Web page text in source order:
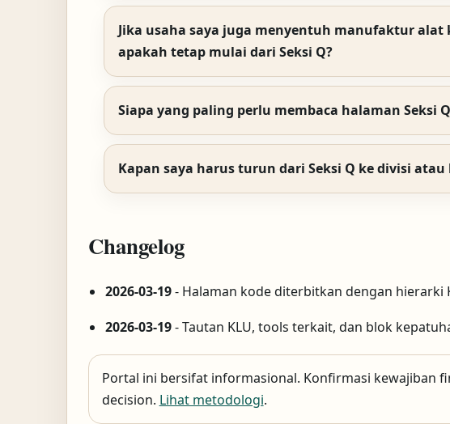
Jika usaha saya juga menyentuh manufaktur
apakah tetap mulai dari Seksi Q?
Siapa yang paling perlu membaca halaman Seksi
Kapan saya harus turun dari Seksi Q ke divisi
Changelog
2026-03-19- Halaman kode diterbitkan dengan hierarki
2026-03-19- Tautan KLU, tools terkait, dan blok
Portal ini bersifat informasional. Konfirmasi kewajiban
decision. Lihat metodologi.